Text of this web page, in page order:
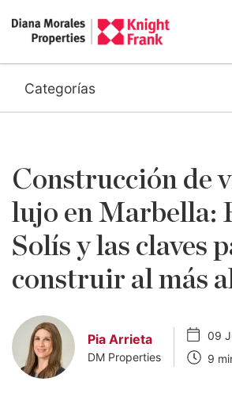
Categorías
Construcción de
lujo en Marbella:
Solís y las claves
construir al más
Pia Arrieta
DM Properties
09
9